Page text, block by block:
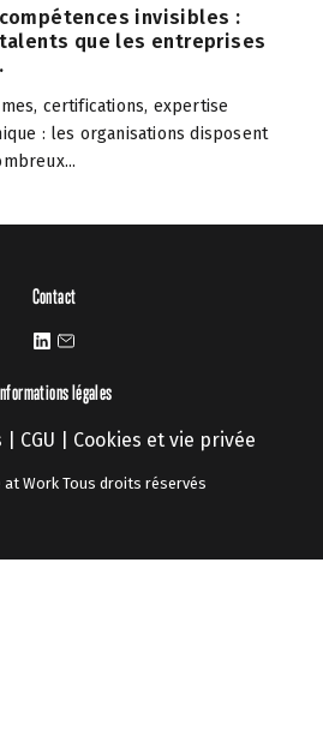
invisibles :
que les entreprises
certifications, expertise
: les organisations disposent
Contact
légales
CGU Cookies et vie privée
at Work Tous droits réservés